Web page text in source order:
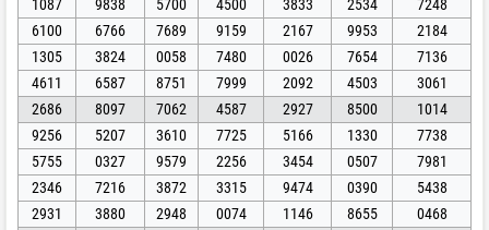
1087
9838 5700 4500 3833 2534
7248
6100
6766 7689 9159 2167 9953
2184
1305
3824 0058 7480 0026 7654
7136
4611
6587 8751 7999 2092 4503
3061
2686
8097 7062 4587 2927 8500
1014
9256
5207 3610 7725 5166 1330
7738
5755
0327 9579 2256 3454 0507
7981
2346
7216 3872 3315 9474 0390
5438
2931
3880 2948 0074 1146 8655
0468